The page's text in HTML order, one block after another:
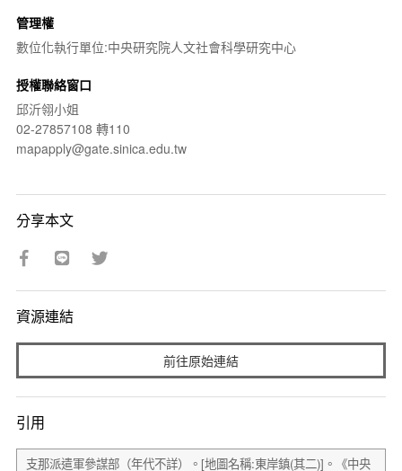
管理權
數位化執行單位:中央研究院人文社會科學研究中心
授權聯絡窗口
邱沂翎小姐
02-27857108 轉110
mapapply@gate.sinica.edu.tw
分享本文
資源連結
前往原始連結
引用